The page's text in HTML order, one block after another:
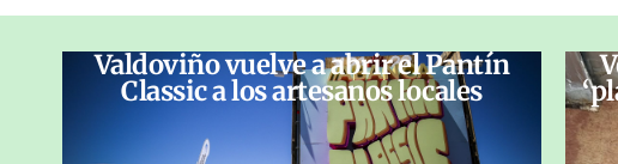
Valdoviño vuelve a abrir el Pantín
Classic a los artesanos locales